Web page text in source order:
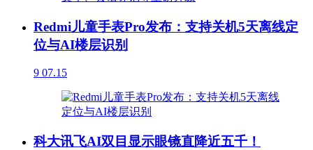
Redmi儿童手表Pro发布：支持关机5天离线定
位与AI楼层识别
9 07.15
科大讯飞AI双目显示眼镜直降近五千！